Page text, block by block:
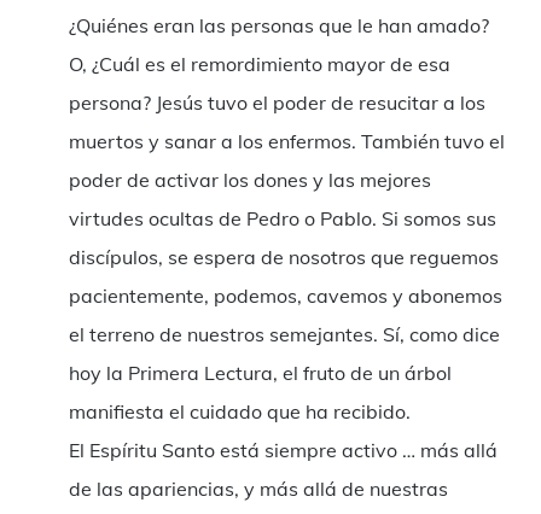
¿Quiénes eran las personas que le han amado?
O, ¿Cuál es el remordimiento mayor de esa
persona? Jesús tuvo el poder de resucitar a los
muertos y sanar a los enfermos. También tuvo el
poder de activar los dones y las mejores
virtudes ocultas de Pedro o Pablo. Si somos sus
discípulos, se espera de nosotros que reguemos
pacientemente, podemos, cavemos y abonemos
el terreno de nuestros semejantes. Sí, como dice
hoy la Primera Lectura, el fruto de un árbol
manifiesta el cuidado que ha recibido.
El Espíritu Santo está siempre activo … más allá
de las apariencias, y más allá de nuestras